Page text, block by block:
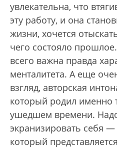
увлекательна, что
эту работу, и она
жизни, хочется
чего состояло
всего важна правда
менталитета. А еще
взгляд, авторская
который родил именно
ушедшем времени.
экранизировать себя —
который